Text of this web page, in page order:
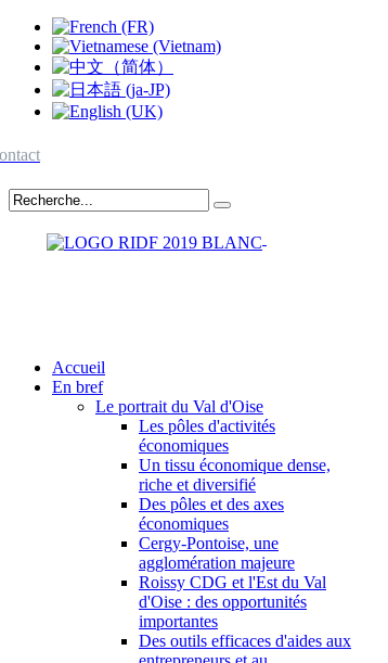
Accueil
En bref
Le portrait du Val d'Oise
Les pôles d'activités
économiques
Un tissu économique dense,
riche et diversifié
Des pôles et des axes
économiques
Cergy-Pontoise, une
agglomération majeure
Roissy CDG et l'Est du Val
d'Oise : des opportunités
importantes
Des outils efficaces d'aides aux